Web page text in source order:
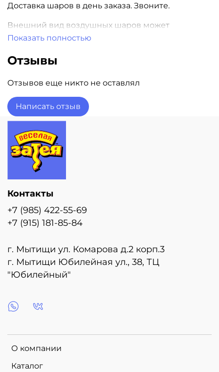
Доставка шаров в день заказа. Звоните.
Внешний вид воздушных шаров может
отличаться от внешнего вида, представленного
шарик.
Показать полностью
Отзывы
Отзывов еще никто не оставлял
Написать отзыв
О компании
Каталог
Контакты
+7 (985) 422-55-69
+7 (915) 181-85-84
г. Мытищи ул. Комарова д.2 корп.3
г. Мытищи Юбилейная ул., 38, ТЦ
"Юбилейный"